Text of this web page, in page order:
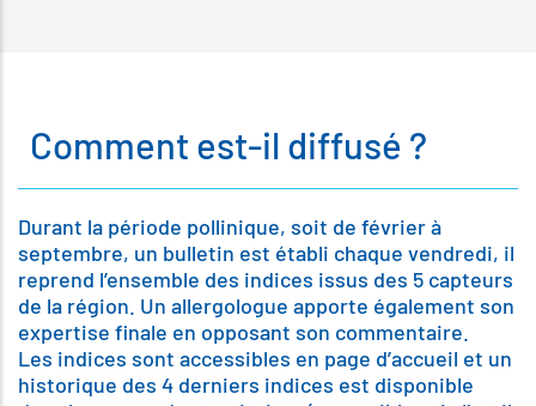
Comment est-il diffusé ?
Durant la période pollinique, soit de février à
septembre, un bulletin est établi chaque vendredi, il
reprend l’ensemble des indices issus des 5 capteurs
de la région. Un allergologue apporte également son
expertise finale en opposant son commentaire.
Les indices sont accessibles en page d’accueil et un
historique des 4 derniers indices est disponible